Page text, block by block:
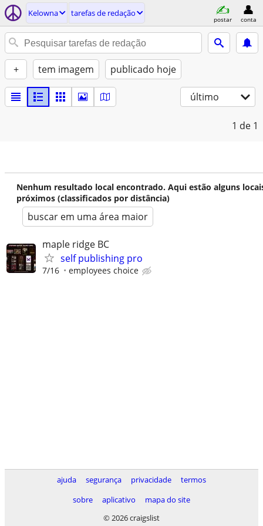
Kelowna tarefas de redação
postar conta
+ tem imagem publicado hoje
último
1 de 1
Nenhum resultado local encontrado. Aqui estão alguns
próximos (classificados por distância)
buscar em uma área maior
maple ridge BC
self publishing pro
7/16 employees choice
ajuda segurança privacidade
termos
sobre
aplicativo
mapa do site
© 2026 craigslist